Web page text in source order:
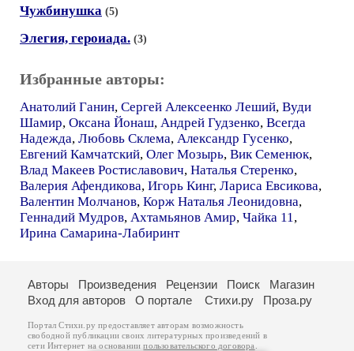
Чужбинушка (5)
Элегия, героиада. (3)
Избранные авторы:
Анатолий Ганин, Сергей Алексеенко Леший, Вуди
Шамир, Оксана Йонаш, Андрей Гудзенко, Всегда
Надежда, Любовь Склема, Александр Гусенко,
Евгений Камчатский, Олег Мозырь, Вик Семенюк,
Влад Макеев Ростиславович, Наталья Стеренко,
Валерия Афендикова, Игорь Кинг, Лариса Евсикова,
Валентин Молчанов, Корж Наталья Леонидовна,
Геннадий Мудров, Ахтамьянов Амир, Чайка 11,
Ирина Самарина-Лабиринт
Авторы Произведения Рецензии Поиск
Магазин
Вход для авторов
О портале Стихи.ру Проза.ру
Портал Стихи.ру предоставляет авторам возможность
свободной публикации своих литературных произведений в
сети Интернет на основаниипользовательского договора